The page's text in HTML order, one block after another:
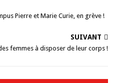
Pierre et Marie Curie, en grève !
SUIVANT
femmes à disposer de leur corps !